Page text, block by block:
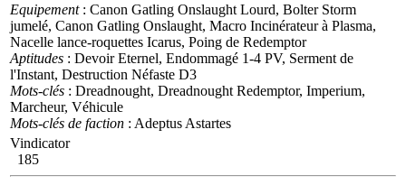
Equipement: Canon Gatling Onslaught Lourd, Bolter Storm
jumelé, Canon Gatling Onslaught, Macro Incinérateur à Plasma,
Nacelle lance-roquettes Icarus, Poing de Redemptor
Aptitudes : Devoir Eternel, Endommagé 1-4 PV, Serment de
l'Instant, Destruction Néfaste D3
Mots-clés : Dreadnought, Dreadnought Redemptor, Imperium,
Marcheur, Véhicule
Mots-clés de faction : Adeptus Astartes
Vindicator
185